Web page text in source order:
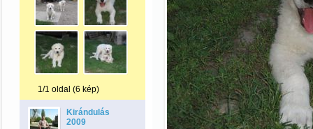
1/1 oldal (6 kép)
Kirándulás
2009